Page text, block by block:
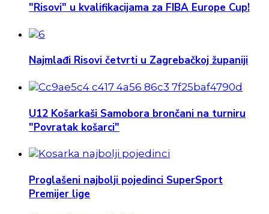
"Risovi" u kvalifikacijama za FIBA Europe Cup!
Najmlađi Risovi četvrti u Zagrebačkoj županiji
U12 Košarkaši Samobora brončani na turniru
"Povratak košarci"
Proglašeni najbolji pojedinci SuperSport
Premijer lige